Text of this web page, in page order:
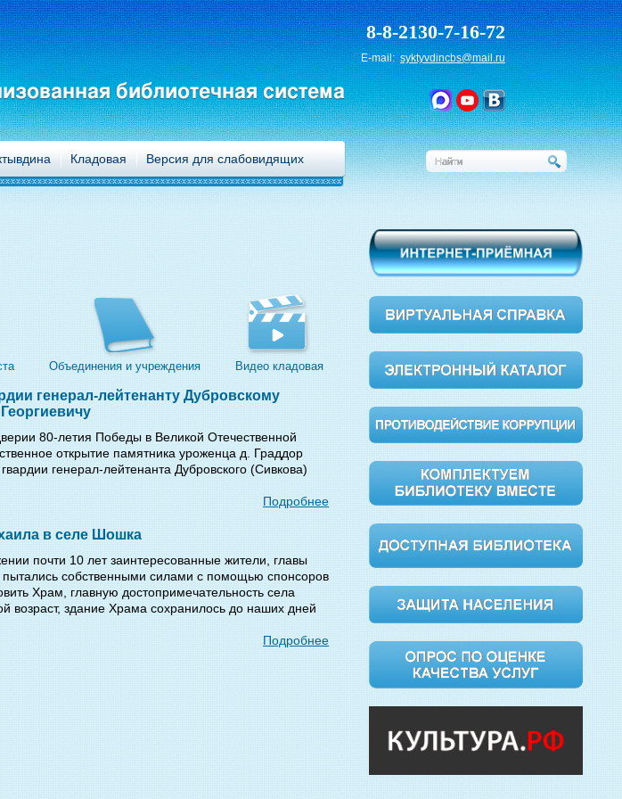
библиотечная система
8-8-2130-7-16-72
E-mail:syktyvdincbs@mail.ru
Кладовая Версия для слабовидящих
Объединения и учреждения Видео кладовая
генерал-лейтенанту Дубровскому
80-летия Победы в Великой Отечественной
открытие памятника уроженца д. Граддор
генерал-лейтенанта Дубровского (Сивкова)
Подробнее
в селе Шошка
почти 10 лет заинтересованные жители, главы
пытались собственными силами с помощью спонсоров
Храм, главную достопримечательность села
возраст, здание Храма сохранилось до наших дней
Подробнее